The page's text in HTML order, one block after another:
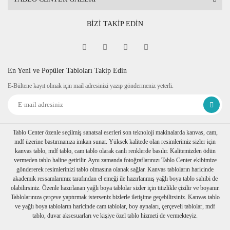
BİZİ TAKİP EDİN
En Yeni ve Popüler Tabloları Takip Edin
E-Bültene kayıt olmak için mail adresinizi yazıp göndermeniz yeterli.
Tablo Center özenle seçilmiş sanatsal eserleri son teknoloji makinalarda kanvas, cam,
mdf üzerine bastırmanıza imkan sunar. Yüksek kalitede olan resimlerimiz sizler için
kanvas tablo, mdf tablo, cam tablo olarak canlı renklerde basılır. Kalitemizden ödün
vermeden tablo haline getirilir. Aynı zamanda fotoğraflarınızı Tablo Center ekibimize
göndererek resimlerinizi tablo olmasına olanak sağlar. Kanvas tabloların haricinde
akademik ressamlarımız tarafından el emeği ile hazırlanmış yağlı boya tablo sahibi de
olabilirsiniz. Özenle hazırlanan yağlı boya tablolar sizler için titizlikle çizilir ve boyanır.
Tablolarınıza çerçeve yaptırmak isterseniz bizlerle iletişime geçebilirsiniz. Kanvas tablo
ve yağlı boya tabloların haricinde cam tablolar, boy aynaları, çerçeveli tablolar, mdf
tablo, duvar aksesuarları ve kişiye özel tablo hizmeti de vermekteyiz.